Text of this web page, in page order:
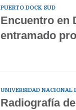
PUERTO DOCK SUD
Encuentro en
entramado
UNIVERSIDAD NACIONAL
Radiografía